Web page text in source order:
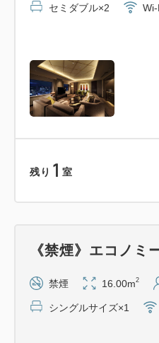
セミダブル×2 Wi-
残り 1 室
《禁煙》エコノミ
禁煙 16.00m2
シングルサイズ×1